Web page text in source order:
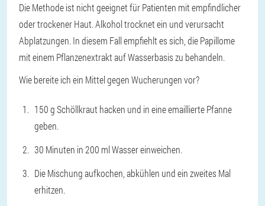
Die Methode ist nicht geeignet für Patienten mit empfindlicher
oder trockener Haut. Alkohol trocknet ein und verursacht
Abplatzungen. In diesem Fall empfiehlt es sich, die Papillome
mit einem Pflanzenextrakt auf Wasserbasis zu behandeln.
Wie bereite ich ein Mittel gegen Wucherungen vor?
150 g Schöllkraut hacken und in eine emaillierte Pfanne
geben.
30 Minuten in 200 ml Wasser einweichen.
Die Mischung aufkochen, abkühlen und ein zweites Mal
erhitzen.